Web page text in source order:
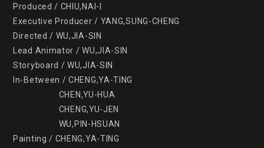
Produced / CHIU,NAI-I
Executive Producer / YANG,SUNG-CHENG
Directed / WU,JIA-SIN
Lead Animator / WU,JIA-SIN
Storyboard / WU,JIA-SIN
In-Between / CHENG,YA-TING
Painting / CHENG,YA-TING